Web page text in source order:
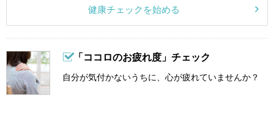
健康チェックを始める
「ココロのお疲れ度」チェック
自分が気付かないうちに、心が疲れていませんか？